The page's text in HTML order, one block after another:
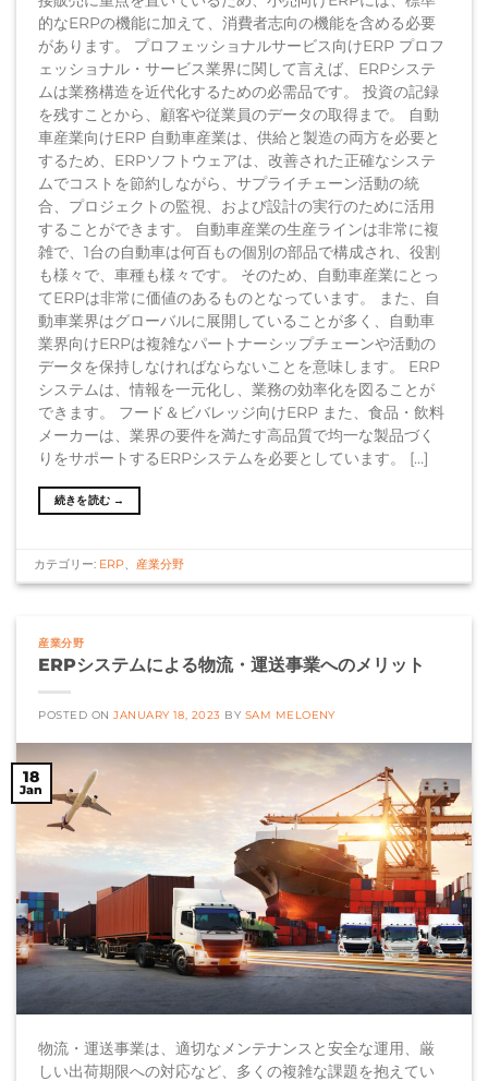
的なERPの機能に加えて、消費者志向の機能を含める必要
があります。 プロフェッショナルサービス向けERP プロフ
ェッショナル・サービス業界に関して言えば、ERPシステ
ムは業務構造を近代化するための必需品です。 投資の記録
を残すことから、顧客や従業員のデータの取得まで。 自動
車産業向けERP 自動車産業は、供給と製造の両方を必要と
するため、ERPソフトウェアは、改善された正確なシステ
ムでコストを節約しながら、サプライチェーン活動の統
合、プロジェクトの監視、および設計の実行のために活用
することができます。 自動車産業の生産ラインは非常に複
雑で、1台の自動車は何百もの個別の部品で構成され、役割
も様々で、車種も様々です。 そのため、自動車産業にとっ
てERPは非常に価値のあるものとなっています。 また、自
動車業界はグローバルに展開していることが多く、自動車
業界向けERPは複雑なパートナーシップチェーンや活動の
データを保持しなければならないことを意味します。 ERP
システムは、情報を一元化し、業務の効率化を図ることが
できます。 フード＆ビバレッジ向けERP また、食品・飲料
メーカーは、業界の要件を満たす高品質で均一な製品づく
りをサポートするERPシステムを必要としています。 […]
続きを読む →
カテゴリー: ERP、 産業分野
産業分野
ERPシステムによる物流・運送事業へのメリット
POSTED ONJANUARY 18, 2023 BY SAM MELOENY
18
Jan
物流・運送事業は、適切なメンテナンスと安全な運用、厳
しい出荷期限への対応など、多くの複雑な課題を抱えてい